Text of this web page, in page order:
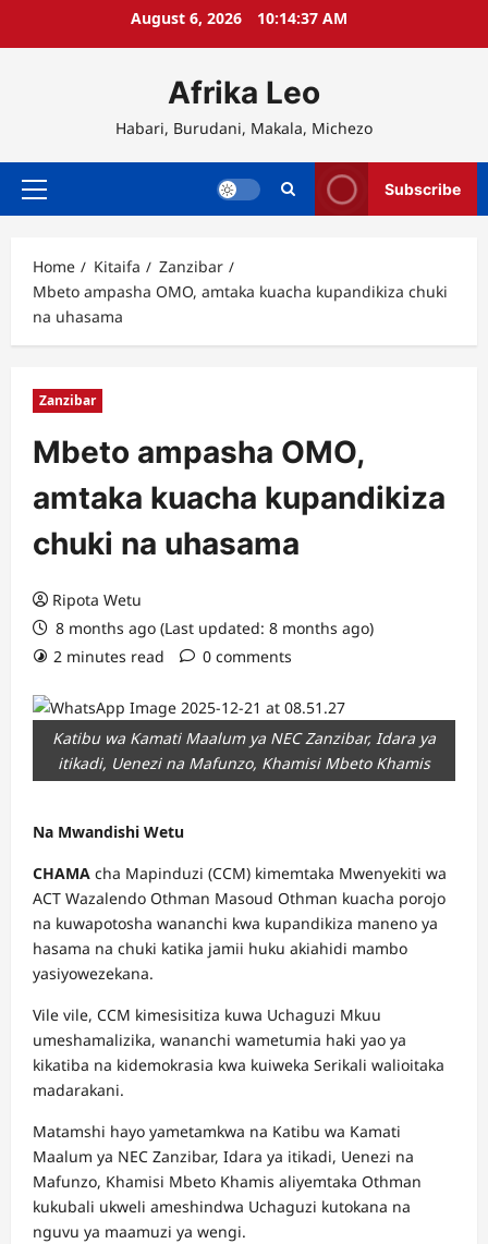
August 6, 2026 10:14:38 AM
Afrika Leo
Habari, Burudani, Makala, Michezo
Primary
Subscribe
Home Kitaifa
Zanzibar
Mbeto ampasha OMO, amtaka kuacha kupandikiza chuki
na uhasama
Zanzibar
Mbeto ampasha OMO,
amtaka kuacha kupandikiza
chuki na uhasama
Ripota Wetu
8 months ago (Last updated: 8 months ago)
2 minutes read
0 comments
Katibu wa Kamati Maalum ya NEC Zanzibar, Idara ya
itikadi, Uenezi na Mafunzo, Khamisi Mbeto Khamis
Na Mwandishi Wetu
CHAMA cha Mapinduzi (CCM) kimemtaka Mwenyekiti wa
ACT Wazalendo Othman Masoud Othman kuacha porojo
na kuwapotosha wananchi kwa kupandikiza maneno ya
hasama na chuki katika jamii huku akiahidi mambo
yasiyowezekana.
Vile vile, CCM kimesisitiza kuwa Uchaguzi Mkuu
umeshamalizika, wananchi wametumia haki yao ya
kikatiba na kidemokrasia kwa kuiweka Serikali walioitaka
madarakani.
Matamshi hayo yametamkwa na Katibu wa Kamati
Maalum ya NEC Zanzibar, Idara ya itikadi, Uenezi na
Mafunzo, Khamisi Mbeto Khamis aliyemtaka Othman
kukubali ukweli ameshindwa Uchaguzi kutokana na
nguvu ya maamuzi ya wengi.